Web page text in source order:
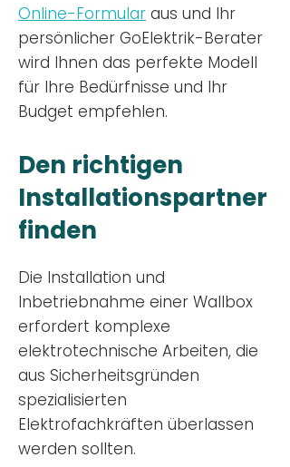
Online-Formular aus und Ihr
persönlicher GoElektrik-Berater
wird Ihnen das perfekte Modell
für Ihre Bedürfnisse und Ihr
Budget empfehlen.
Den richtigen
Installationspartner
finden
Die Installation und
Inbetriebnahme einer Wallbox
erfordert komplexe
elektrotechnische Arbeiten, die
aus Sicherheitsgründen
spezialisierten
Elektrofachkräften überlassen
werden sollten.